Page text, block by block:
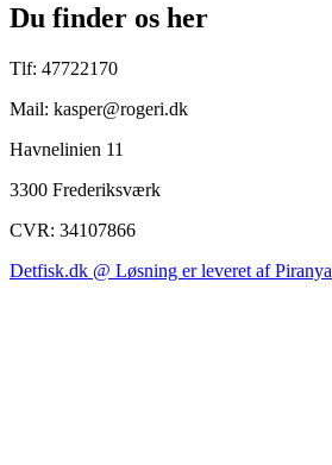
Du finder os her
Tlf: 47722170
Mail: kasper@rogeri.dk
Havnelinien 11
3300 Frederiksværk
CVR: 34107866
Detfisk.dk @ Løsning er leveret af Piranya